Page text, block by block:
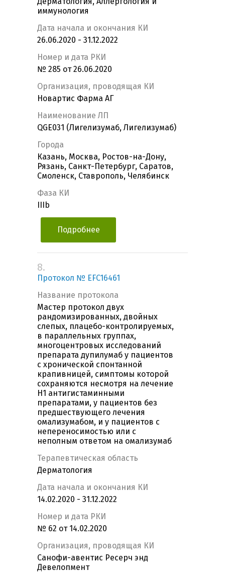
иммунология
Дата начала и окончания КИ
26.06.2020 - 31.12.2022
Номер и дата РКИ
№ 285 от 26.06.2020
Организация, проводящая КИ
Новартис Фарма АГ
Наименование ЛП
QGE031 (Лигелизумаб, Лигелизумаб)
Города
Казань, Москва, Ростов-на-Дону,
Рязань, Санкт-Петербург, Саратов,
Смоленск, Ставрополь, Челябинск
Фаза КИ
IIIb
Подробнее
8.
Протокол № EFC16461
Название протокола
Мастер протокол двух
рандомизированных, двойных
слепых, плацебо-контролируемых,
в параллельных группах,
многоцентровых исследований
препарата дупилумаб у пациентов
с хронической спонтанной
крапивницей, симптомы которой
сохраняются несмотря на лечение
Н1 антигистаминными
препаратами, у пациентов без
предшествующего лечения
омализумабом, и у пациентов c
непереносимостью или с
неполным ответом на омализумаб
Терапевтическая область
Дерматология
Дата начала и окончания КИ
14.02.2020 - 31.12.2022
Номер и дата РКИ
№ 62 от 14.02.2020
Организация, проводящая КИ
Санофи-авентис Ресерч энд
Девелопмент